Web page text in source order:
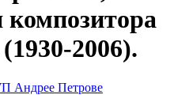
2006).
Андрее Петрове